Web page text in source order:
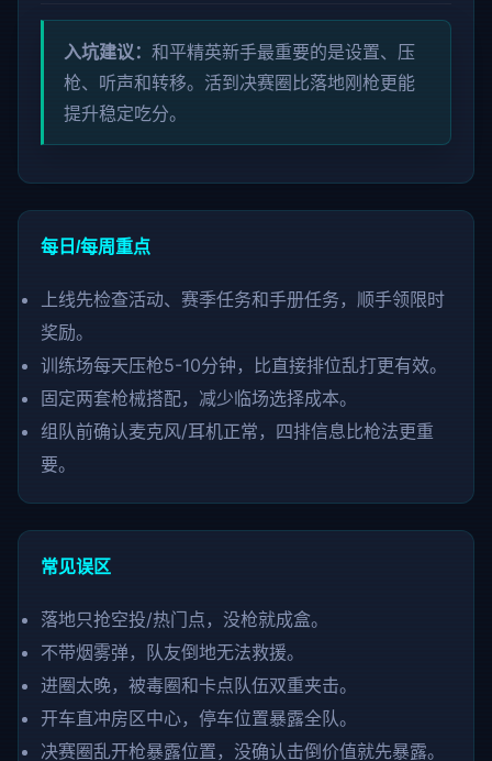
入坑建议： 和平精英新手最重要的是设置、压
枪、听声和转移。活到决赛圈比落地刚枪更能
提升稳定吃分。
每日/每周重点
上线先检查活动、赛季任务和手册任务，顺手领限时
奖励。
训练场每天压枪5-10分钟，比直接排位乱打更有效。
固定两套枪械搭配，减少临场选择成本。
组队前确认麦克风/耳机正常，四排信息比枪法更重
要。
常见误区
落地只抢空投/热门点，没枪就成盒。
不带烟雾弹，队友倒地无法救援。
进圈太晚，被毒圈和卡点队伍双重夹击。
开车直冲房区中心，停车位置暴露全队。
决赛圈乱开枪暴露位置，没确认击倒价值就先暴露。